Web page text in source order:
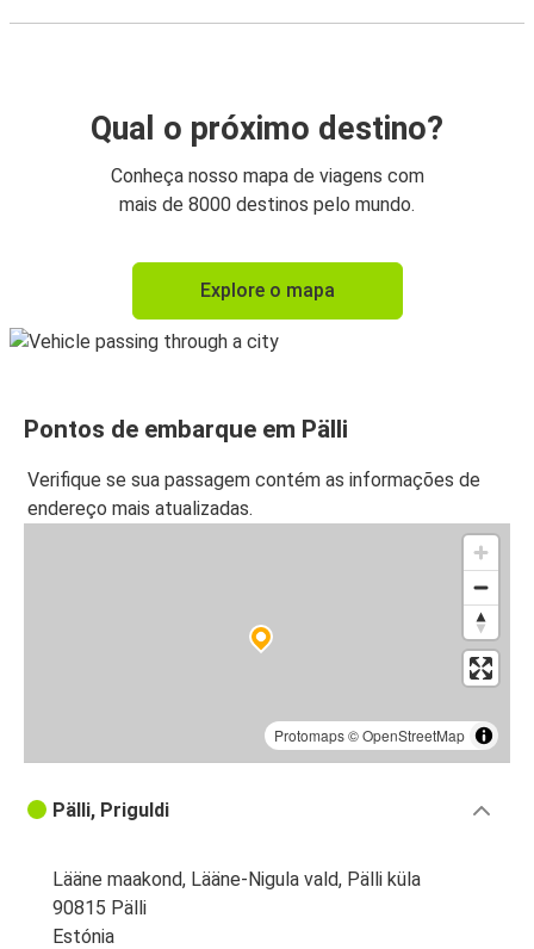
Qual o próximo destino?
Conheça nosso mapa de viagens com
mais de 8000 destinos pelo mundo.
Explore o mapa
Pontos de embarque em Pälli
Verifique se sua passagem contém as informações de
endereço mais atualizadas.
Protomaps©OpenStreetMap
Pälli, Priguldi
Lääne maakond, Lääne-Nigula vald, Pälli küla
90815 Pälli
Estónia